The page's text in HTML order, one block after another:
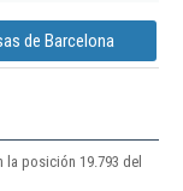
de Barcelona
posición 19.793 del